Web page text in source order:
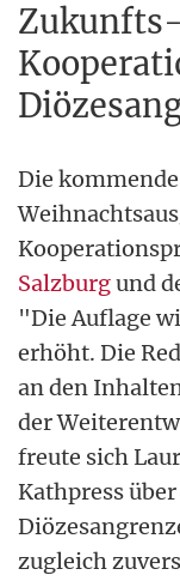
Die
Salzburgund
"Die Auflage
erhöht. Die
an den
der
freute sich
Kathpress
zugleich